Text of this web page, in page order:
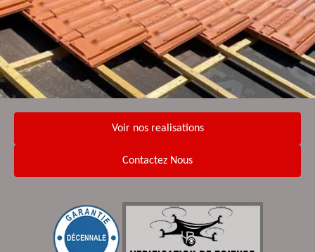
Voir nos realisations
Contactez Nous